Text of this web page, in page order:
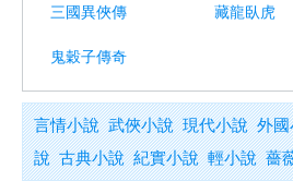
三國異俠傳 藏龍臥虎
鬼穀子傳奇
言情小說 武俠小說 現代小說 外
說 古典小說 紀實小說 輕小說 薔